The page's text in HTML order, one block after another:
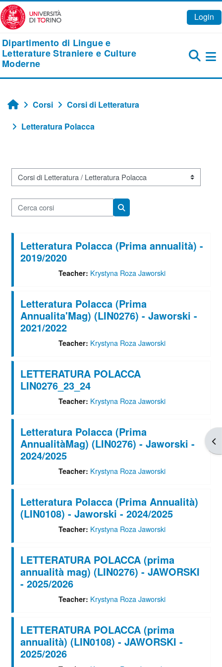
Vai al contenuto principale
Login
Dipartimento di Lingue e
Letterature Straniere e Culture
Moderne
Home
Corsi
Corsi di Letteratura
Letteratura Polacca
Categorie di corso
Cerca corsi
Cerca corsi
Letteratura Polacca (Prima annualità) -
2019/2020
Teacher: Krystyna Roza Jaworski
Letteratura Polacca (Prima
Annualita'Mag) (LIN0276) - Jaworski -
2021/2022
Teacher: Krystyna Roza Jaworski
LETTERATURA POLACCA
LIN0276_23_24
Teacher: Krystyna Roza Jaworski
Letteratura Polacca (Prima
AnnualitàMag) (LIN0276) - Jaworski -
2024/2025
Teacher: Krystyna Roza Jaworski
Letteratura Polacca (Prima Annualità)
(LIN0108) - Jaworski - 2024/2025
Teacher: Krystyna Roza Jaworski
LETTERATURA POLACCA (prima
annualità mag) (LIN0276) - JAWORSKI
- 2025/2026
Teacher: Krystyna Roza Jaworski
LETTERATURA POLACCA (prima
annualità) (LIN0108) - JAWORSKI -
2025/2026